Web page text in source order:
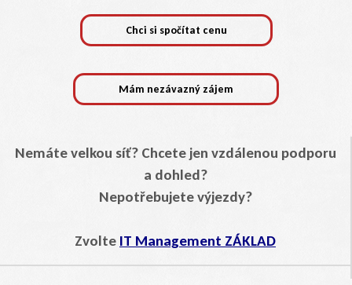
Chci si spočítat cenu
Mám nezávazný zájem
Nemáte velkou síť? Chcete jen vzdálenou podporu
a dohled?
Nepotřebujete výjezdy?
Zvolte IT Management ZÁKLAD